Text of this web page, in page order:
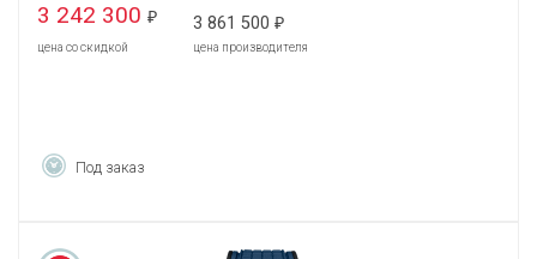
3 242 300 ₽
цена со скидкой
3 861 500 ₽
цена производителя
Под заказ